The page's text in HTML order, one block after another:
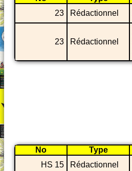
23
Rédactionnel
23 Rédactionnel
No Type
HS 15
Rédactionnel